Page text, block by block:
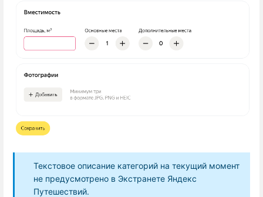
Текстовое описание категорий на текущий момент
не предусмотрено в Экстранете Яндекс
Путешествий.